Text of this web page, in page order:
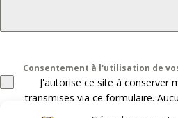
Consentement à l'utilisation de
J'autorise ce site à conserver
transmises via ce formulaire.
ne sera faite des données